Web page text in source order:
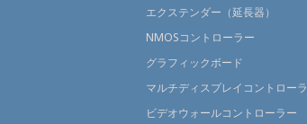
エクステンダー（延長器）
NMOSコントローラー
グラフィックボード
マルチディスプレイコントロー
ビデオウォールコントローラー